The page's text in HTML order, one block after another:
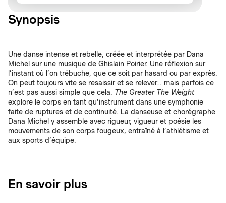
Synopsis
Une danse intense et rebelle, créée et interprétée par Dana
Michel sur une musique de Ghislain Poirier. Une réflexion sur
l’instant où l’on trébuche, que ce soit par hasard ou par exprès.
On peut toujours vite se resaissir et se relever… mais parfois ce
n’est pas aussi simple que cela. The Greater The Weight
explore le corps en tant qu’instrument dans une symphonie
faite de ruptures et de continuité. La danseuse et chorégraphe
Dana Michel y assemble avec rigueur, vigueur et poésie les
mouvements de son corps fougeux, entraîné à l’athlétisme et
aux sports d’équipe.
En savoir plus